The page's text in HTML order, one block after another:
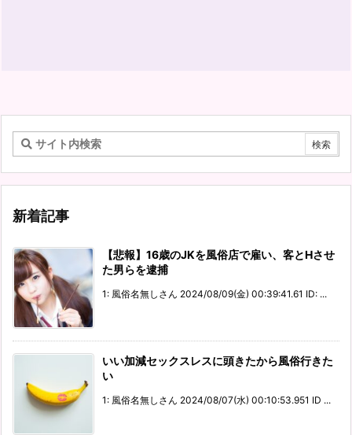
新着記事
【悲報】16歳のJKを風俗店で雇い、客とHさせ
た男らを逮捕
1: 風俗名無しさん 2024/08/09(金) 00:39:41.61 ID: ...
いい加減セックスレスに頭きたから風俗行きた
い
1: 風俗名無しさん 2024/08/07(水) 00:10:53.951 ID ...